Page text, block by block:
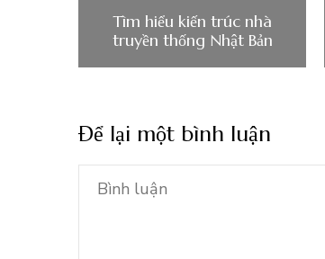
Tìm hiểu kiến trúc nhà
truyền thống Nhật Bản
Để lại một bình luận